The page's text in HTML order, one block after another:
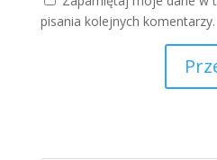
pisania kolejnych komentarzy.